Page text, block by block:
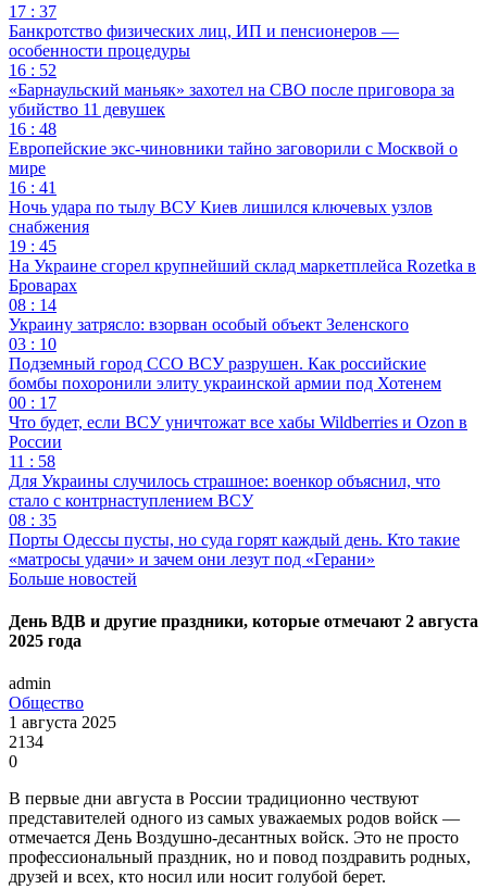
17 : 37
Банкротство физических лиц, ИП и пенсионеров —
особенности процедуры
16 : 52
«Барнаульский маньяк» захотел на СВО после приговора за
убийство 11 девушек
16 : 48
Европейские экс-чиновники тайно заговорили с Москвой о
мире
16 : 41
Ночь удара по тылу ВСУ Киев лишился ключевых узлов
снабжения
19 : 45
На Украине сгорел крупнейший склад маркетплейса Rozetka в
Броварах
08 : 14
Украину затрясло: взорван особый объект Зеленского
03 : 10
Подземный город ССО ВСУ разрушен. Как российские
бомбы похоронили элиту украинской армии под Хотенем
00 : 17
Что будет, если ВСУ уничтожат все хабы Wildberries и Ozon в
России
11 : 58
Для Украины случилось страшное: военкор объяснил, что
стало с контрнаступлением ВСУ
08 : 35
Порты Одессы пусты, но суда горят каждый день. Кто такие
«матросы удачи» и зачем они лезут под «Герани»
Больше новостей
День ВДВ и другие праздники, которые отмечают 2 августа
2025 года
admin
Общество
1 августа 2025
2134
0
В первые дни августа в России традиционно чествуют
представителей одного из самых уважаемых родов войск —
отмечается День Воздушно-десантных войск. Это не просто
профессиональный праздник, но и повод поздравить родных,
друзей и всех, кто носил или носит голубой берет.